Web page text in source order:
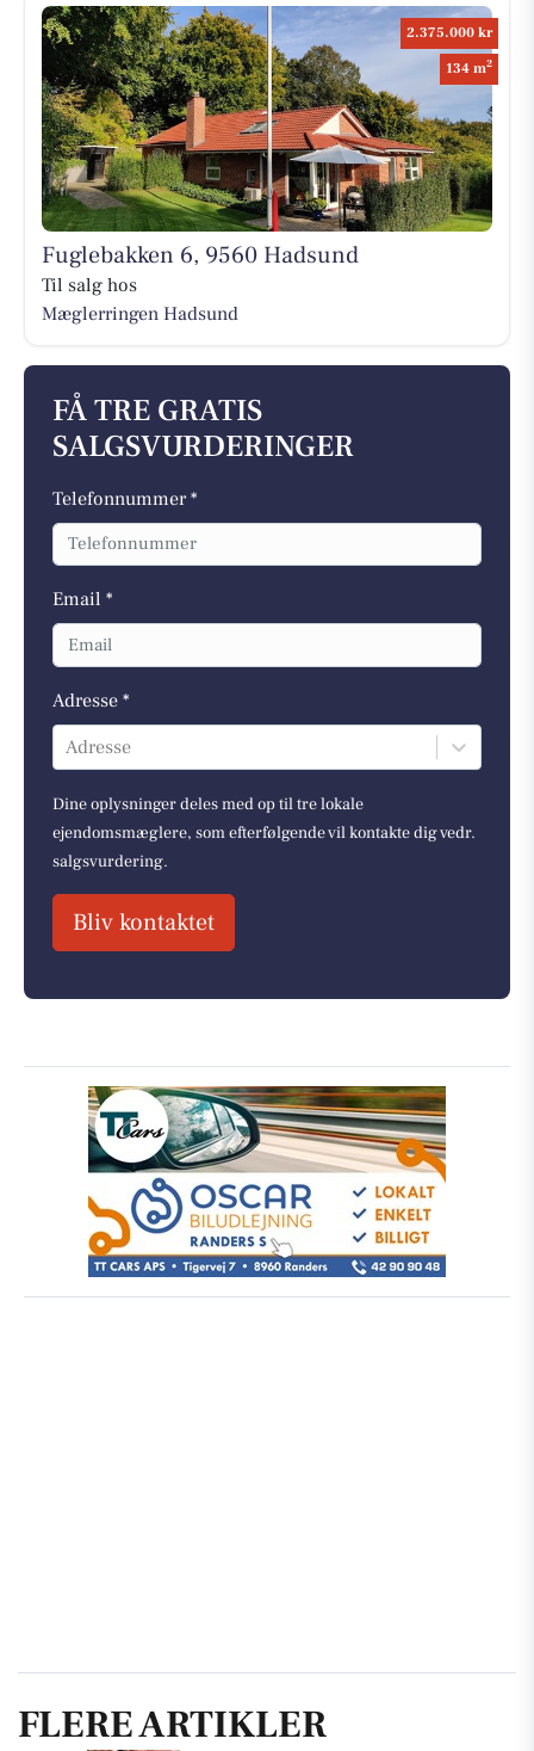
2.375.000 kr
134 m2
Fuglebakken 6, 9560 Hadsund
Til salg hos
Mæglerringen Hadsund
FÅ TRE GRATIS
SALGSVURDERINGER
Telefonnummer *
Email *
Adresse *
Adresse
Dine oplysninger deles med op til tre lokale
ejendomsmæglere, som efterfølgende vil kontakte dig vedr.
salgsvurdering.
Bliv kontaktet
FLERE ARTIKLER